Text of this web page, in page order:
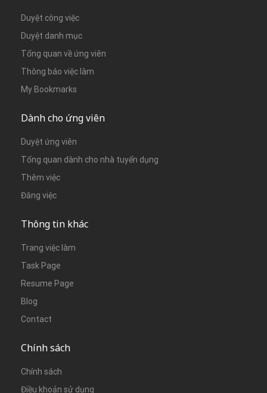
Duyệt công việc
Duyệt danh mục
Tổng quan về ứng viên
Thông báo việc làm
My Bookmarks
Dành cho ứng viên
Duyệt ứng viên
Tổng quan dành cho nhà tuyển dụng
Thêm việc
Đăng việc
Thông tin khác
Trang việc làm
Task Page
Resume Page
Blog
Contact
Chính sách
Chính sách
Điều khoản sử dụng